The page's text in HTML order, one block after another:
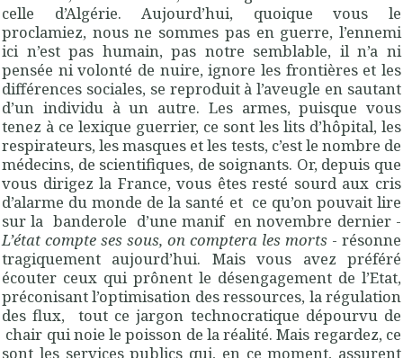
celle d’Algérie. Aujourd’hui, quoique vous le
proclamiez, nous ne sommes pas en guerre, l’ennemi
ici n’est pas humain, pas notre semblable, il n’a ni
pensée ni volonté de nuire, ignore les frontières et les
différences sociales, se reproduit à l’aveugle en sautant
d’un individu à un autre. Les armes, puisque vous
tenez à ce lexique guerrier, ce sont les lits d’hôpital, les
respirateurs, les masques et les tests, c’est le nombre de
médecins, de scientifiques, de soignants. Or, depuis que
vous dirigez la France, vous êtes resté sourd aux cris
d’alarme du monde de la santé et ce qu’on pouvait lire
sur la banderole d’une manif en novembre dernier -
L’état compte ses sous, on comptera les morts - résonne
tragiquement aujourd’hui. Mais vous avez préféré
écouter ceux qui prônent le désengagement de l’Etat,
préconisant l’optimisation des ressources, la régulation
des flux, tout ce jargon technocratique dépourvu de
chair qui noie le poisson de la réalité. Mais regardez, ce
sont les services publics qui, en ce moment, assurent